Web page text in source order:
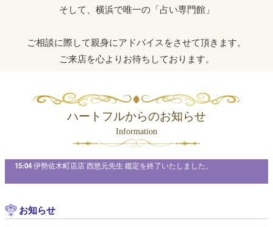
そして、横浜で唯一の「占い専門館」
ご相談に際して親身にアドバイスをさせて頂きます。
ご来店を心よりお待ちしております。
ハートフルからのお知らせ
Information
14:54伊勢佐木町店店 西田悠人先生 鑑定を終了いたしました。
鑑定を終了いたしました。
お知らせ